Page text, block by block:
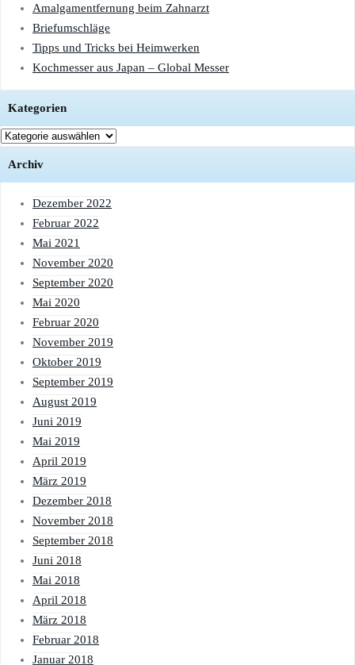
Amalgamentfernung beim Zahnarzt
Briefumschläge
Tipps und Tricks bei Heimwerken
Kochmesser aus Japan – Global Messer
Kategorien
Kategorien
Archiv
Dezember 2022
Februar 2022
Mai 2021
November 2020
September 2020
Mai 2020
Februar 2020
November 2019
Oktober 2019
September 2019
August 2019
Juni 2019
Mai 2019
April 2019
März 2019
Dezember 2018
November 2018
September 2018
Juni 2018
Mai 2018
April 2018
März 2018
Februar 2018
Januar 2018